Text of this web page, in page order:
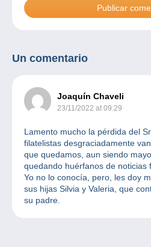
Un comentario
Joaquín Chaveli
23/11/2022 at 09:29
Lamento mucho la pérdida del
filatelistas desgraciadamente
que quedamos, aun siendo
quedando huérfanos de noticias
Yo no lo conocía, pero, les doy
sus hijas Silvia y Valeria, que
su padre.